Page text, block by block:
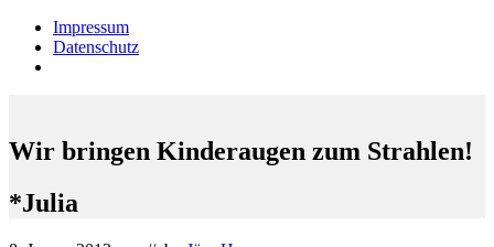
Impressum
Datenschutz
Wir bringen Kinderaugen zum Strahlen!
*Julia